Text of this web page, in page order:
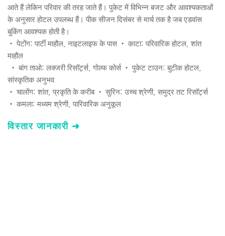
आते हैं लेकिन परिवार की तरह जाते हैं। पुकेट में विभिन्न बजट और आवश्यकताओं
के अनुसार होटल उपलब्ध हैं। पीक सीजन दिसंबर से मार्च तक है जब एडवांस
बुकिंग आवश्यक होती है।
• पेटोंग: पार्टी माहौल, नाइटलाइफ के पास • काटा: परिवारिक होटल, शांत
माहौल
सांस्कृतिक अनुभव
• चालोंग: शांत, प्रकृति के करीब • सुरिन: उच्च श्रेणी, समुद्र तट रिसॉर्ट्स
• कमला: मध्यम श्रेणी, पारिवारिक अनुकूल
विस्तार जानकारी ➜